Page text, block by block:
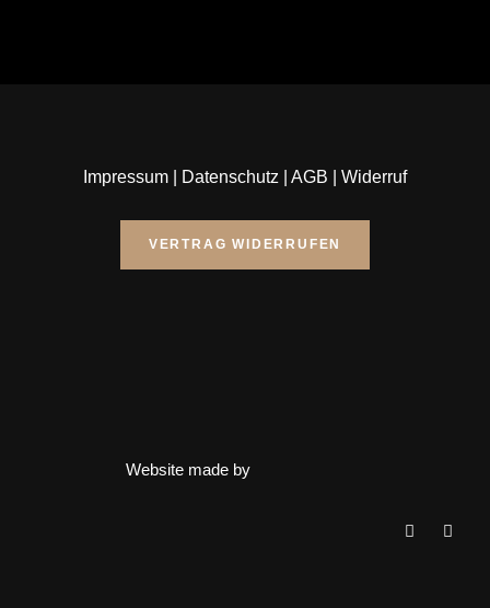
Impressum| Datenschutz AGB Widerruf
VERTRAG WIDERRUFEN
Website made by